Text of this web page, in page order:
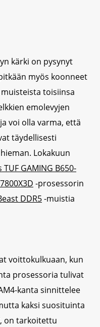
kärki on pysynyt
myös koonneet
toisiinsa
emolevyjen
voi olla varma, että
täydellisesti
Lokakuun
TUF GAMING B650-
-prosessorin
DDR5-muistia
voittokulkuaan, kun
prosessoria tulivat
kanta sinnittelee
kaksi suosituinta
, on tarkoitettu